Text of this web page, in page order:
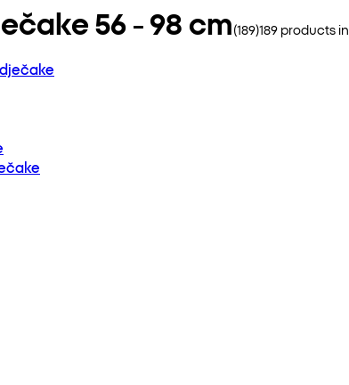
56 - 98 cm(189)189products in